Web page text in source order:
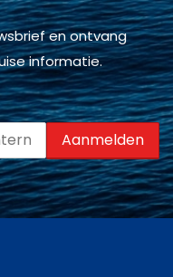
en ontvang
informatie.